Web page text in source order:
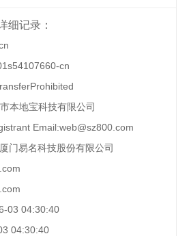
细记录：
cn
本地宝科技有限公司
Email:web@sz800.com
门易名科技股份有限公司
03 04:30:40
04:30:40